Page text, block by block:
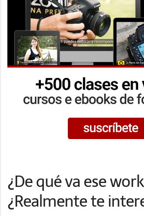
¿De qué va ese
¿Realmente te